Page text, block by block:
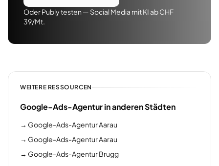
Oder Publy testen — Social Media mit KI ab CHF
39/Mt.
WEITERE RESSOURCEN
Google-Ads-Agentur in anderen Städten
→ Google-Ads-Agentur Aarau
→ Google-Ads-Agentur Aarau
→ Google-Ads-Agentur Brugg